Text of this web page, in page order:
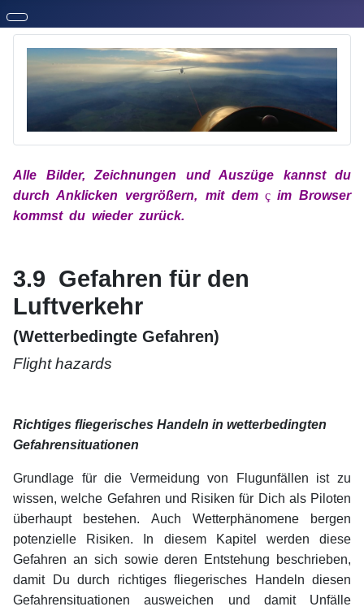
Alle Bilder, Zeichnungen und Auszüge kannst du
durch Anklicken vergrößern, mit demx çx imBrowser
kommst du wieder zurück.
3.9 Gefahren für den
Luftverkehr
(Wetterbedingte Gefahren)
Flight hazards
Richtiges fliegerisches Handeln in wetterbedingten
Gefahrensituationen
Grundlage für die Vermeidung von Flugunfällen ist zu
wissen, welche Gefahren und Risiken für Dich als Piloten
überhaupt bestehen. Auch Wetterphänomene bergen
potenzielle Risiken. In diesem Kapitel werden diese
Gefahren an sich sowie deren Entstehung beschrieben,
damit Du durch richtiges fliegerisches Handeln diesen
Gefahrensituationen ausweichen und damit Unfälle